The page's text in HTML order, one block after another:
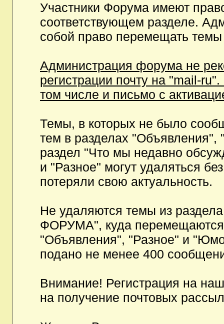
Участники Форума имеют
соответствующем разделе.
собой право перемещать темы
Администрация форума не
регистрации почту на "mail-
том числе и письмо с
Темы, в которых не было
тем в разделах
раздел "Что мы недавно
и "Разное" могут удаляться
потеряли свою актуальность.
Не удаляются темы из
ФОРУМА", куда перемещаются
"Объявления", "Разное" и
подано не менее 400
Внимание! Регистрация на
на получение почтовых